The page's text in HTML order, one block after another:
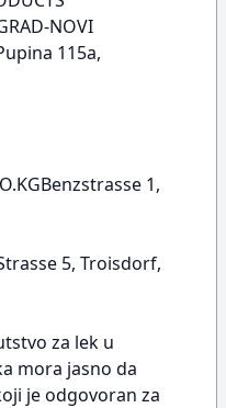
NOVI
115a,
1,
5, Troisdorf,
za lek u
mora jasno da
je odgovoran za